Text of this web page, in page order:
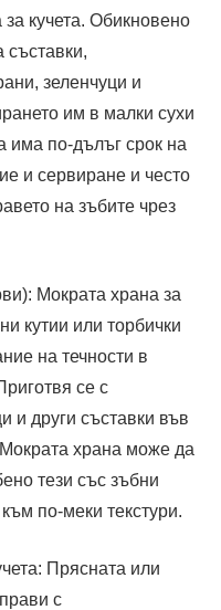
кучета. Обикновено
съставки,
зеленчуци и
им в малки сухи
има по-дълъг срок на
и сервиране и често
на зъбите чрез
Мократа храна за
кутии или торбички
на течности в
се с
и други съставки във
храна може да
тези със зъбни
по-меки текстури.
Прясната или
с